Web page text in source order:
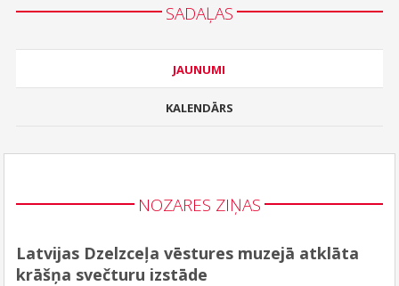
SADAĻAS
JAUNUMI
KALENDĀRS
NOZARES ZIŅAS
Latvijas Dzelzceļa vēstures muzejā atklāta
krāšņa svečturu izstāde